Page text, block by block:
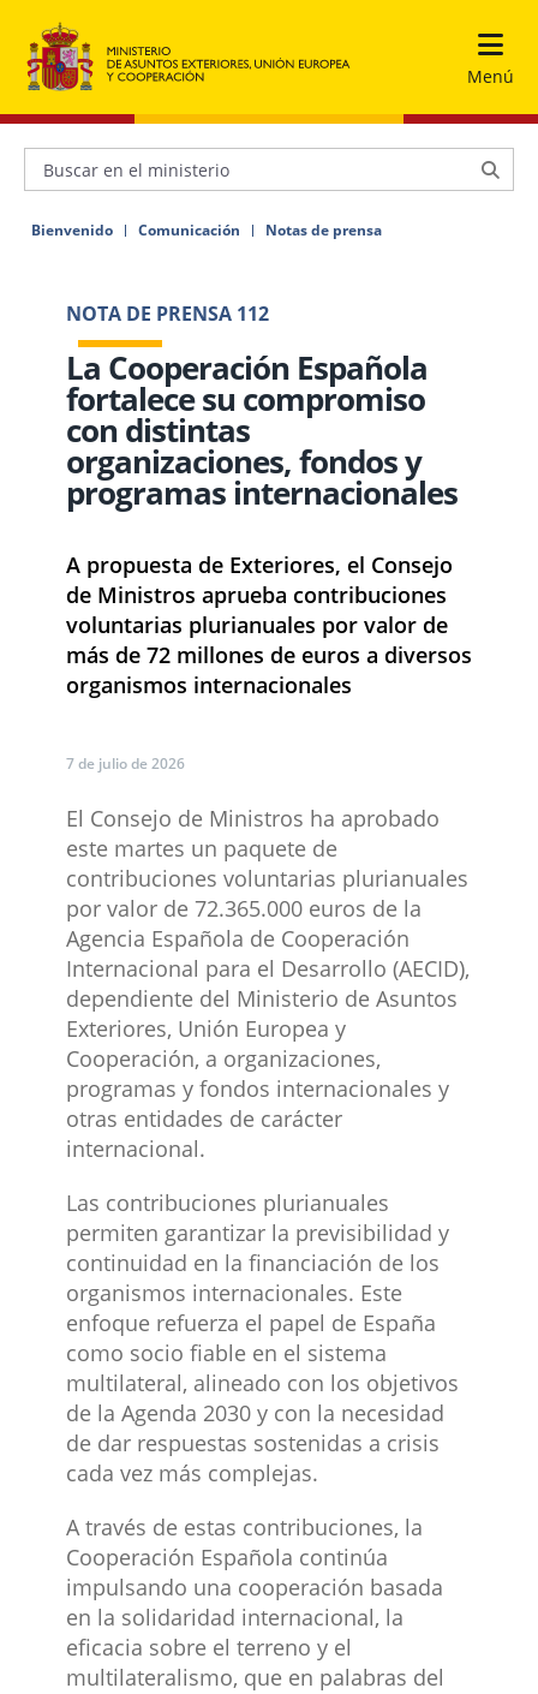
Menú
Bienvenido Comunicación Notas de prensa
NOTA DE PRENSA 112
La Cooperación Española
fortalece su compromiso
con distintas
organizaciones, fondos y
programas internacionales
​A propuesta de Exteriores, el Consejo
de Ministros aprueba contribuciones
voluntarias plurianuales por valor de
más de 72 millones de euros a diversos
organismos internacionales
7 de julio de 2026
​El Consejo de Ministros ha aprobado
este martes un paquete de
contribuciones voluntarias plurianuales
por valor de 72.365.000 euros de la
Agencia Española de Cooperación
Internacional para el Desarrollo (AECID),
dependiente del Ministerio de Asuntos
Exteriores, Unión Europea y
Cooperación, a organizaciones,
programas y fondos internacionales y
otras entidades de carácter
internacional.
Las contribuciones plurianuales
permiten garantizar la previsibilidad y
continuidad en la financiación de los
organismos internacionales. Este
enfoque refuerza el papel de España
como socio fiable en el sistema
multilateral, alineado con los objetivos
de la Agenda 2030 y con la necesidad
de dar respuestas sostenidas a crisis
cada vez más complejas.
A través de estas contribuciones, la
Cooperación Española continúa
impulsando una cooperación basada
en la solidaridad internacional, la
eficacia sobre el terreno y el
multilateralismo, que en palabras del